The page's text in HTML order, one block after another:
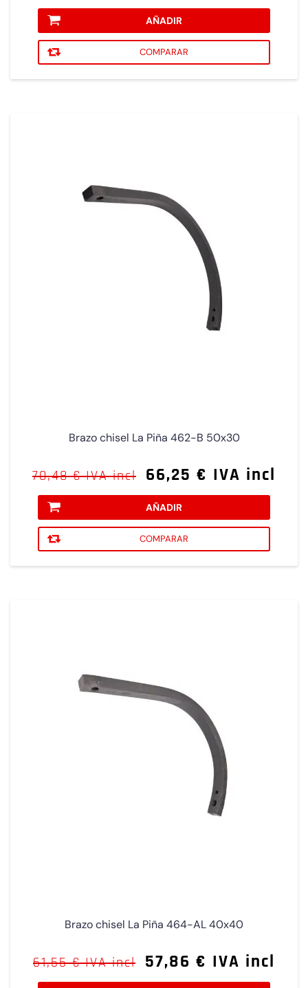
AÑADIR
COMPARAR
Brazo chisel La Piña 462-B 50x30
70,48 € IVA incl 66,25 € IVA incl
AÑADIR
COMPARAR
Brazo chisel La Piña 464-AL 40x40
61,55 € IVA incl 57,86 € IVA incl